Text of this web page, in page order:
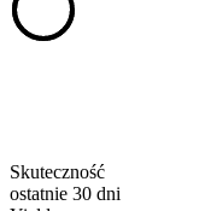
Skuteczność
ostatnie 30 dni